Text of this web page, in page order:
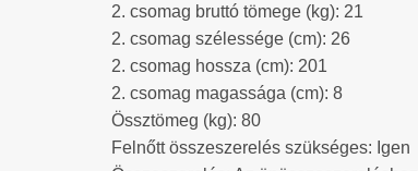
2. csomag bruttó tömege (kg): 21
2. csomag szélessége (cm): 26
2. csomag hossza (cm): 201
2. csomag magassága (cm): 8
Össztömeg (kg): 80
Felnőtt összeszerelés szükséges: Igen